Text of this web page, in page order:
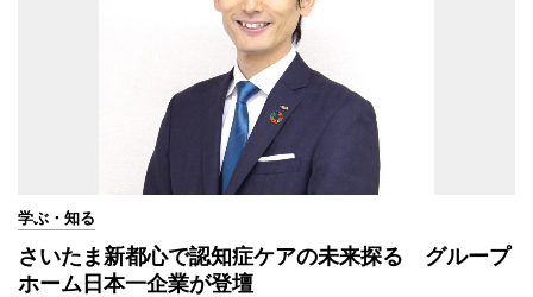
学ぶ・知る
さいたま新都心で認知症ケアの未来探る グループ
ホーム日本一企業が登壇